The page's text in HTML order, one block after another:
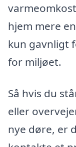
hjem mere
kun gavnligt
for miljøet.
Så hvis du
eller
nye døre, er